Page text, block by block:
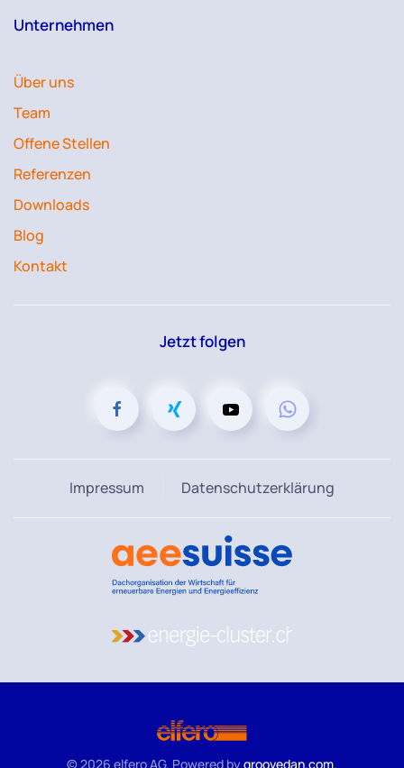
Unternehmen
Über uns
Team
Offene Stellen
Referenzen
Downloads
Blog
Kontakt
Jetzt folgen
Impressum Datenschutzerklärung
©2026 elfero AG. Powered by groovedan.com.